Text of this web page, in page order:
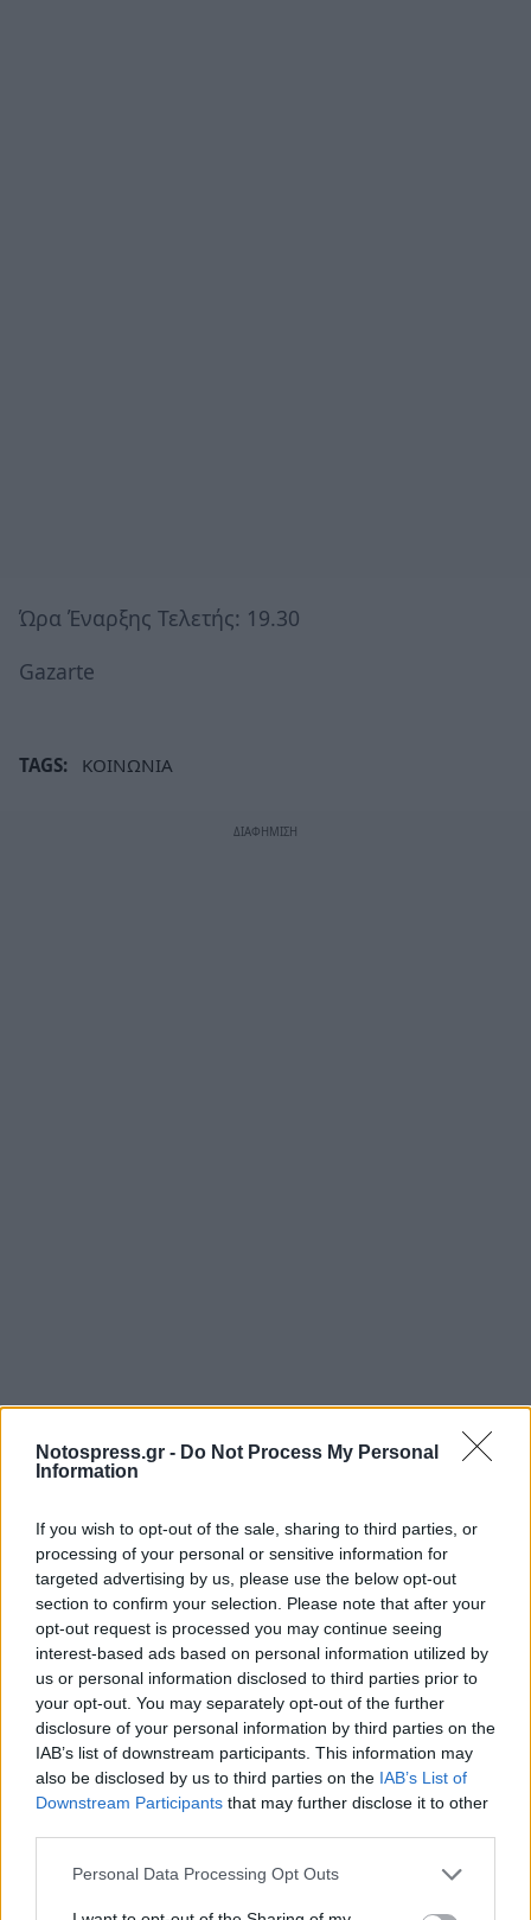
Notospress.gr - Do Not Process My Personal
Information
If you wish to opt-out of the sale, sharing to third parties, or
processing of your personal or sensitive information for
targeted advertising by us, please use the below opt-out
section to confirm your selection. Please note that after your
opt-out request is processed you may continue seeing
interest-based ads based on personal information utilized by
us or personal information disclosed to third parties prior to
your opt-out. You may separately opt-out of the further
disclosure of your personal information by third parties on the
IAB’s list of downstream participants. This information may
also be disclosed by us to third parties on the IAB’s List of
Downstream Participants that may further disclose it to other
Personal Data Processing Opt Outs
Ώρα Έναρξης Τελετής: 19.30
Gazarte
TAGS: ΚΟΙΝΩΝΙΑ
Σχετικά Άρθρα